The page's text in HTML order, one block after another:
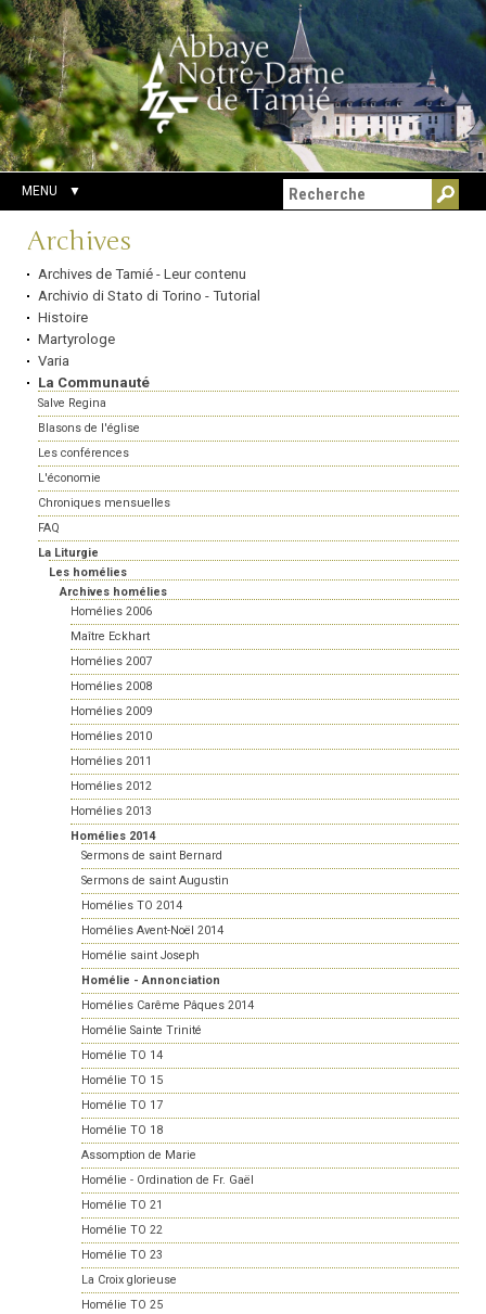
Aller
au
contenu.
|
Aller
à
la
navigation
Outils
personnels
Chercher par
Recherche
avancée…
MENU
Navigation
Archives
Archives de Tamié - Leur contenu
Archivio di Stato di Torino - Tutorial
Histoire
Martyrologe
Varia
La Communauté
Salve Regina
Blasons de l'église
Les conférences
L'économie
Chroniques mensuelles
FAQ
La Liturgie
Les homélies
Archives homélies
Homélies 2006
Maître Eckhart
Homélies 2007
Homélies 2008
Homélies 2009
Homélies 2010
Homélies 2011
Homélies 2012
Homélies 2013
Homélies 2014
Sermons de saint Bernard
Sermons de saint Augustin
Homélies TO 2014
Homélies Avent-Noël 2014
Homélie saint Joseph
Homélie - Annonciation
Homélies Carême Pâques 2014
Homélie Sainte Trinité
Homélie TO 14
Homélie TO 15
Homélie TO 17
Homélie TO 18
Assomption de Marie
Homélie - Ordination de Fr. Gaël
Homélie TO 21
Homélie TO 22
Homélie TO 23
La Croix glorieuse
Homélie TO 25